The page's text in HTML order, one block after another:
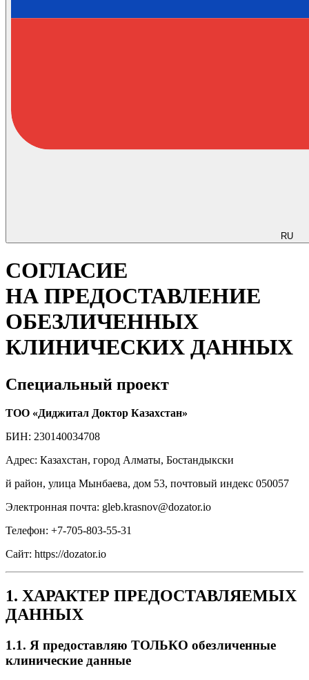
RU
СОГЛАСИЕ
НА ПРЕДОСТАВЛЕНИЕ
ОБЕЗЛИЧЕННЫХ
КЛИНИЧЕСКИХ ДАННЫХ
Специальный проект
ТОО «Диджитал Доктор Казахстан»
БИН: 230140034708
Адрес: Казахстан, город Алматы, Бостандыкски
й район, улица Мынбаева, дом 53, почтовый индекс 050057
Электронная почта: gleb.krasnov@dozator.io
Телефон: +7-705-803-55-31
Сайт: https://dozator.io
1. ХАРАКТЕР ПРЕДОСТАВЛЯЕМЫХ
ДАННЫХ
1.1. Я предоставляю ТОЛЬКО обезличенные
клинические данные